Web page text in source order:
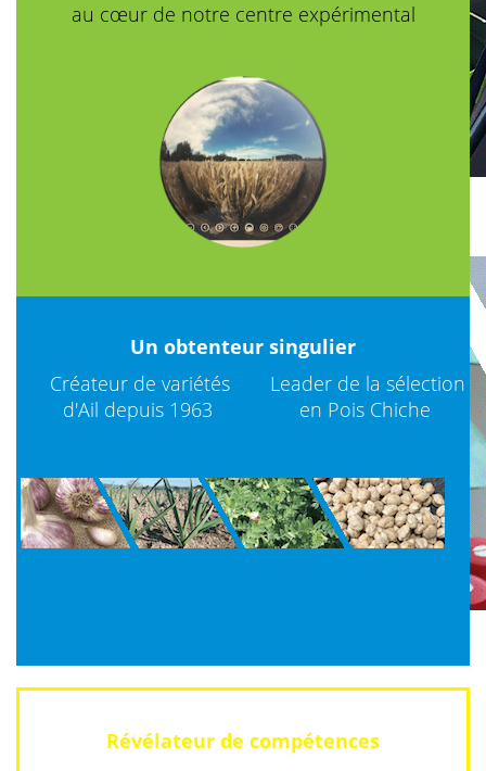
au cœur de notre centre expérimental
Un obtenteur singulier
Créateur de variétés
d'Ail depuis 1963
Leader de la sélection
en Pois Chiche
Révélateur de compétences